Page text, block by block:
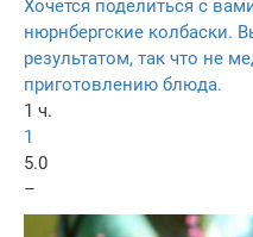
Хочется поделиться с
нюрнбергские колбаски.
результатом, так что не
приготовлению блюда.
1 ч.
1
5.0
–